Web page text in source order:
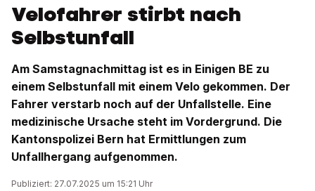
Velofahrer stirbt nach
Selbstunfall
Am Samstagnachmittag ist es in Einigen BE zu
einem Selbstunfall mit einem Velo gekommen. Der
Fahrer verstarb noch auf der Unfallstelle. Eine
medizinische Ursache steht im Vordergrund. Die
Kantonspolizei Bern hat Ermittlungen zum
Unfallhergang aufgenommen.
Publiziert: 27.07.2025 um 15:21 Uhr